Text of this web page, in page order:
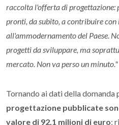
raccolta l'offerta di progettazione:
pronti, da subito, a contribuire
all'ammodernamento del Paese.
progetti da sviluppare, ma
mercato. Non va perso un minuto."
Tornando ai dati della domanda
progettazione pubblicate
valore di 92,1 milioni di euro;